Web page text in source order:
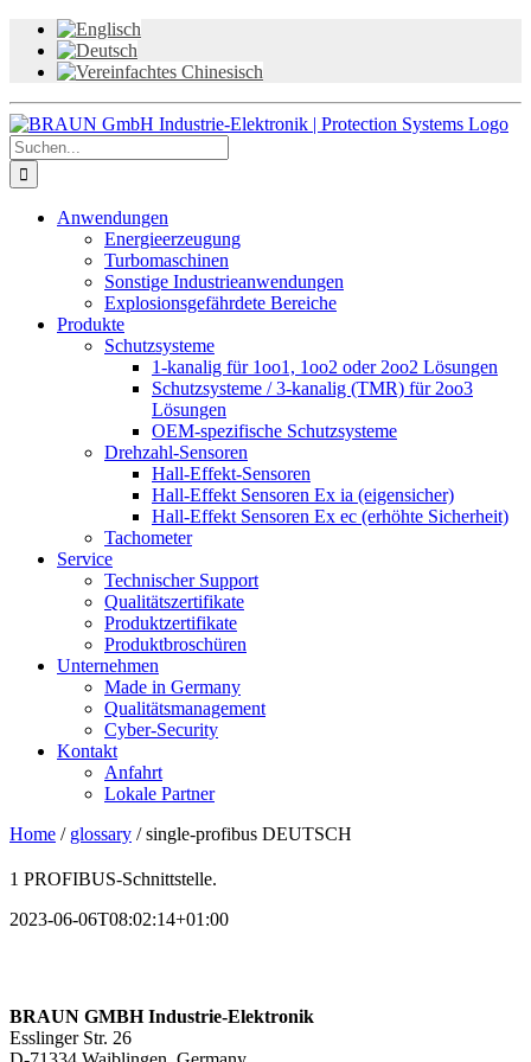
Zum
Inhalt
springen
Suche
nach:
Anwendungen
Energieerzeugung
Turbomaschinen
Sonstige Industrieanwendungen
Explosionsgefährdete Bereiche
Produkte
Schutzsysteme
1-kanalig für 1oo1, 1oo2 oder 2oo2 Lösungen
Schutzsysteme / 3-kanalig (TMR) für 2oo3
Lösungen
OEM-spezifische Schutzsysteme
Drehzahl-Sensoren
Hall-Effekt-Sensoren
Hall-Effekt Sensoren Ex ia (eigensicher)
Hall-Effekt Sensoren Ex ec (erhöhte Sicherheit)
Tachometer
Service
Technischer Support
Qualitätszertifikate
Produktzertifikate
Produktbroschüren
Unternehmen
Made in Germany
Qualitätsmanagement
Cyber-Security
Kontakt
Anfahrt
Lokale Partner
Home / glossary /single-profibus DEUTSCH
1 PROFIBUS-Schnittstelle.
2023-06-06T08:02:14+01:00
BRAUN GMBH Industrie-Elektronik
Esslinger Str. 26